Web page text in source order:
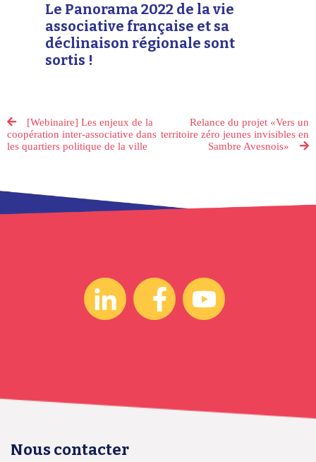
Le Panorama 2022 de la vie
associative française et sa
déclinaison régionale sont
sortis !
[Webinaire] Les enjeux de la
coopération inter-associative dans
les quartiers politique de la ville
Relance du projet «Vers un
territoire zéro jeunes invisibles en
Sambre Avesnois»
Nous contacter